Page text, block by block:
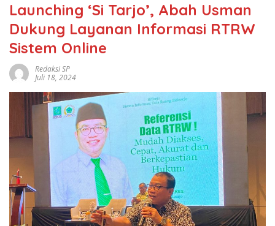
Launching ‘Si Tarjo’, Abah Usman
Dukung Layanan Informasi RTRW
Sistem Online
Redaksi SP
Juli 18, 2024